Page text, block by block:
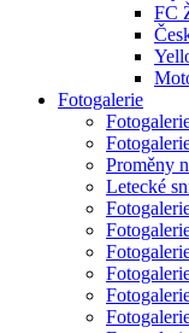
FC
Fotogalerie
Proměny
Letecké